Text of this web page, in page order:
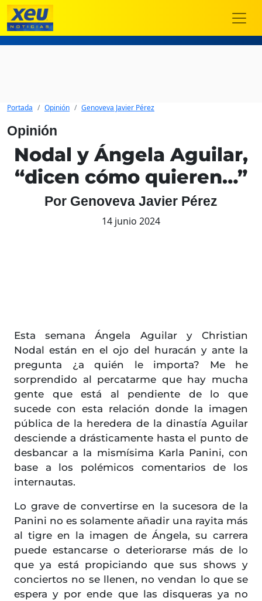
Portada Opinión Genoveva Javier Pérez
Opinión
Nodal y Ángela Aguilar,
“dicen cómo quieren…”
Por Genoveva Javier Pérez
14 junio 2024
Esta semana Ángela Aguilar y Christian
Nodal están en el ojo del huracán y ante la
pregunta ¿a quién le importa? Me he
sorprendido al percatarme que hay mucha
gente que está al pendiente de lo que
sucede con esta relación donde la imagen
pública de la heredera de la dinastía Aguilar
desciende a drásticamente hasta el punto de
desbancar a la mismísima Karla Panini, con
base a los polémicos comentarios de los
internautas.
Lo grave de convertirse en la sucesora de la
Panini no es solamente añadir una rayita más
al tigre en la imagen de Ángela, su carrera
puede estancarse o deteriorarse más de lo
que ya está propiciando que sus shows y
conciertos no se llenen, no vendan lo que se
espera y por ende que las disqueras ya no